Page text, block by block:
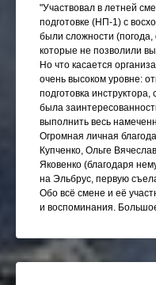
"Участвовал в летней
подготовке (НП-1) с
были сложности (погода,
которые не позволили
Но что касается
очень высоком уровне:
подготовка
была
выполнить весь
Огромная личная
Купченко, Ольге
Яковенко (благодаря
на Эльбрус, первую
Обо всё смене и её
и воспоминания.